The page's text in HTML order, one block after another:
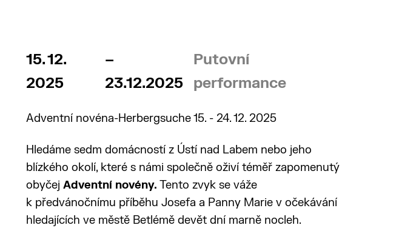
15. 12.
2025
–
23.12.2025
Putovní
performance
Adventní novéna-Herbergsuche 15. - 24. 12. 2025
Hledáme sedm domácností z Ústí nad Labem nebo jeho
blízkého okolí, které s námi společně oživí téměř zapomenutý
obyčej Adventní novény. Tento zvyk se váže
k předvánočnímu příběhu Josefa a Panny Marie v očekávání
hledajících ve městě Betlémě devět dní marně nocleh.